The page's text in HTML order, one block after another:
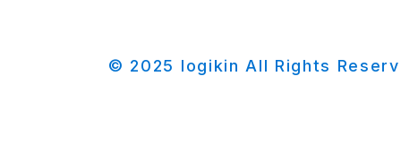
© 2025 logikin All Rights